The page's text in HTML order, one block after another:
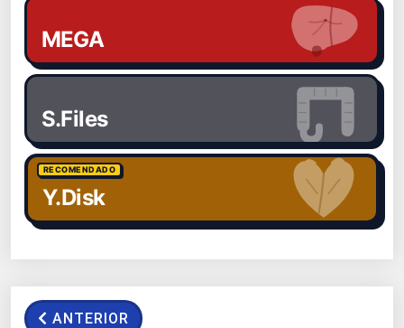
MEGA
S.Files
RECOMENDADO
Y.Disk
ANTERIOR